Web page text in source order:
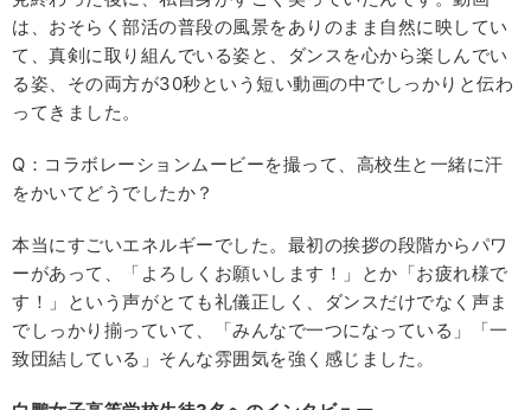
は、おそらく部活の普段の風景をありのまま自然に映してい
て、真剣に取り組んでいる姿と、ダンスを心から楽しんでい
る姿、その両方が30秒という短い動画の中でしっかりと伝わ
ってきました。
Q：コラボレーションムービーを撮って、高校生と一緒に汗
をかいてどうでしたか？
本当にすごいエネルギーでした。最初の挨拶の段階からパワ
ーがあって、「よろしくお願いします！」とか「お疲れ様で
す！」という声がとても礼儀正しく、ダンスだけでなく声ま
でしっかり揃っていて、「みんなで一つになっている」「一
致団結している」そんな雰囲気を強く感じました。